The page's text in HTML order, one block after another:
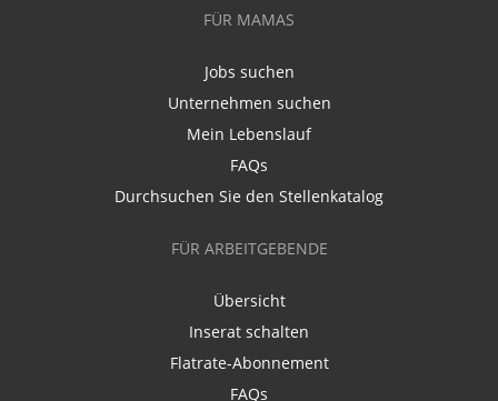
FÜR MAMAS
Jobs suchen
Unternehmen suchen
Mein Lebenslauf
FAQs
Durchsuchen Sie den Stellenkatalog
FÜR ARBEITGEBENDE
Übersicht
Inserat schalten
Flatrate-Abonnement
FAQs